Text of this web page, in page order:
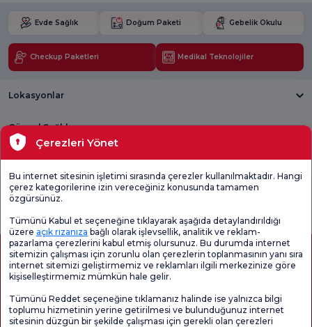
Evde Sağlık Doğum Paketi Gebelik Okulu
Checkup Paketleri Medikal Teknolojiler
Lokasyonlar
Güncel Sağlık
Tıbbi Birimler
Genel
Çerezleri Yönet
Bu internet sitesinin işletimi sırasında çerezler kullanılmaktadır. Hangi
çerez kategorilerine izin vereceğiniz konusunda tamamen
özgürsünüz.
Tümünü Kabul et seçeneğine tıklayarak aşağıda detaylandırıldığı
üzere açık rızanıza bağlı olarak işlevsellik, analitik ve reklam-
pazarlama çerezlerini kabul etmiş olursunuz. Bu durumda internet
sitemizin çalışması için zorunlu olan çerezlerin toplanmasının yanı sıra
internet sitemizi geliştirmemiz ve reklamları ilgili merkezinize göre
kişiselleştirmemiz mümkün hale gelir.
Tümünü Reddet seçeneğine tıklamanız halinde ise yalnızca bilgi
toplumu hizmetinin yerine getirilmesi ve bulunduğunuz internet
sitesinin düzgün bir şekilde çalışması için gerekli olan çerezleri